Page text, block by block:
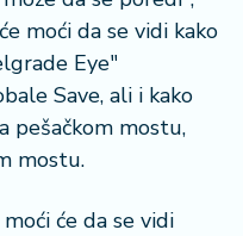
moći da se vidi kako
Eye"
Save, ali i kako
pešačkom mostu,
mostu.
će da se vidi